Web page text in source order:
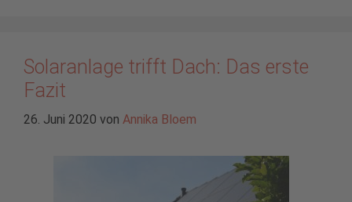
Solaranlage trifft Dach: Das erste
Fazit
26. Juni 2020 von Annika Bloem